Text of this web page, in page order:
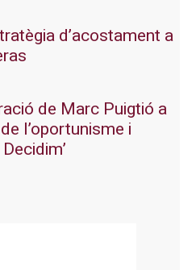
d’acostament a
de Marc Puigtió a
l’oportunisme i